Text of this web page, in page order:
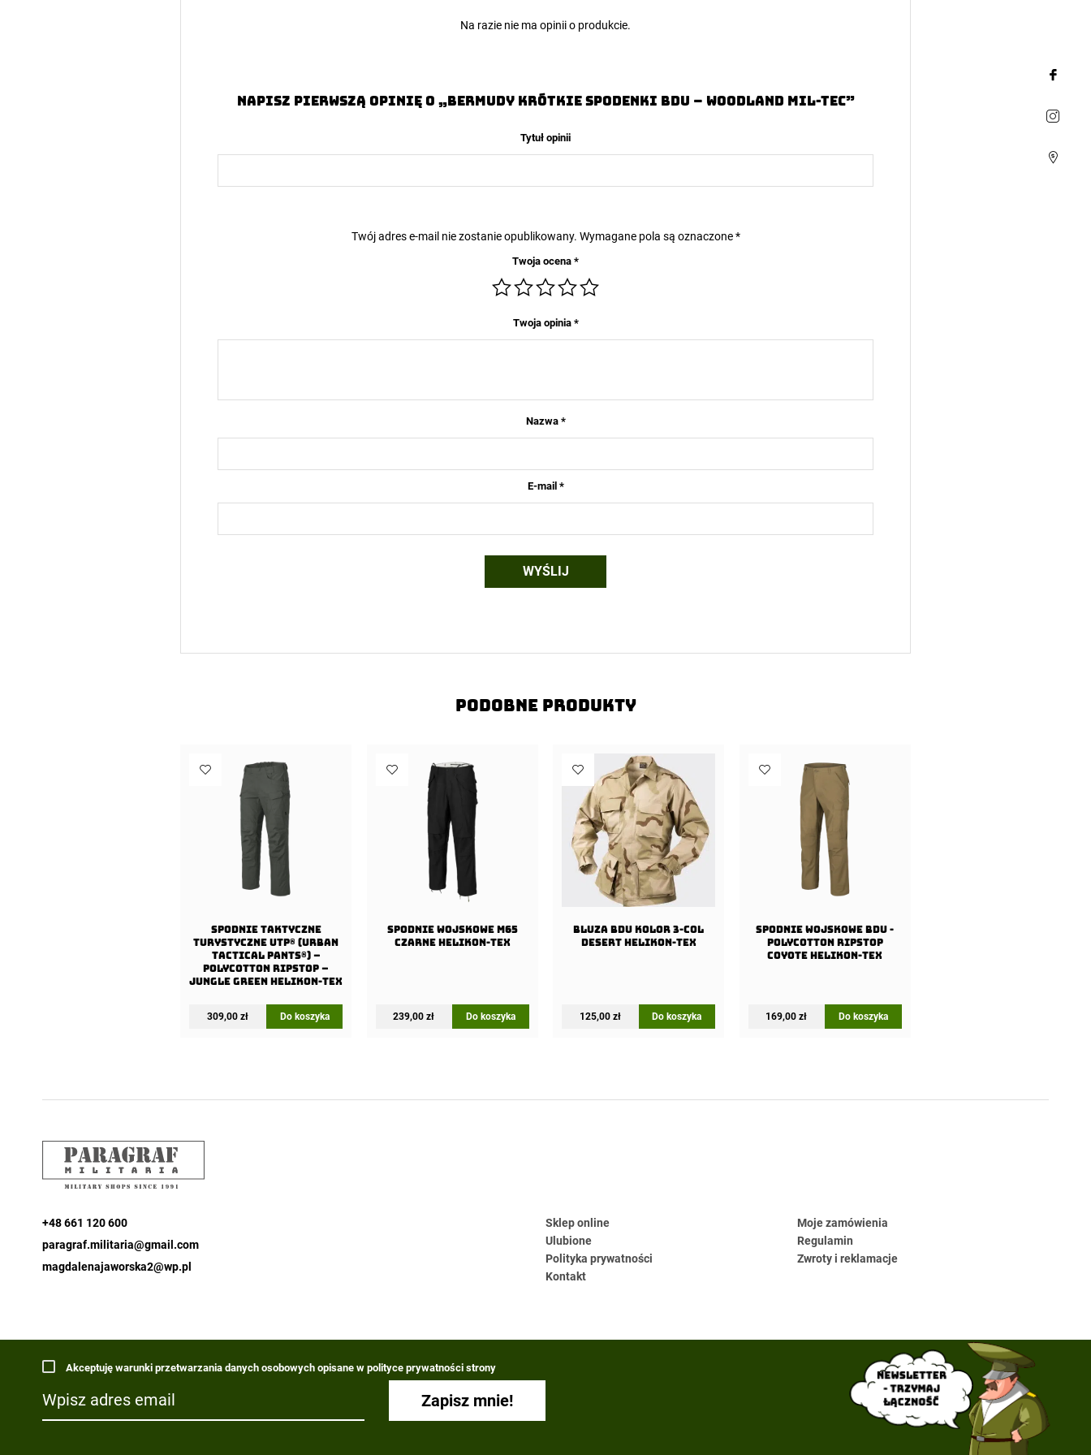
Na razie nie ma opinii o produkcie.
Napisz pierwszą opinię o „Bermudy krótkie spodenki BDU – Woodland Mil-Tec”
Tytuł opinii
Twój adres e-mail nie zostanie opublikowany. Wymagane pola są oznaczone*
Twoja ocena *
Twoja opinia *
Nazwa *
E-mail *
Podobne produkty
Spodnie Taktyczne
Turystyczne UTP® (Urban
Tactical Pants®) –
PolyCotton Ripstop –
Jungle Green Helikon-Tex
309,00 zł Do koszyka
Spodnie wojskowe M65
Czarne Helikon-Tex
239,00zł Do koszyka
Bluza BDU kolor 3-col
Desert Helikon-Tex
125,00 zł Do koszyka
Spodnie wojskowe BDU -
PolyCotton Ripstop
Coyote Helikon-Tex
169,00zł Do koszyka
+48 661 120 600
paragraf.militaria@gmail.com
magdalenajaworska2@wp.pl
Sklep online
Moje zamówienia
Ulubione
Regulamin
Polityka prywatności
Zwroty i reklamacje
Kontakt
Akceptuję warunki przetwarzania danych osobowych opisane w polityce prywatności strony
Newsletter
- trzymaj
łączność